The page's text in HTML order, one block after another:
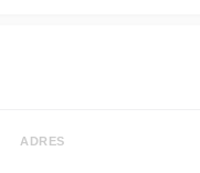
ADRES